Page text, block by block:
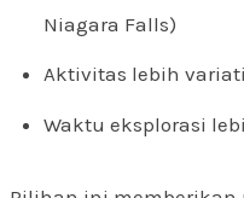
Niagara Falls)
Aktivitas lebih
Waktu eksplorasi